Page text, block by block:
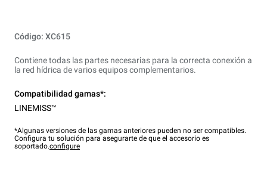
Código: XC615
Contiene todas las partes necesarias para la correcta conexión a
la red hídrica de varios equipos complementarios.
Compatibilidad gamas*:
LINEMISS™
*Algunas versiones de las gamas anteriores pueden no ser compatibles.
Configura tu solución para asegurarte de que el accesorio es
soportado.configure